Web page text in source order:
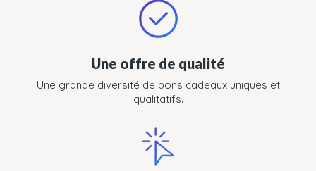
Une offre de qualité
Une grande diversité de bons cadeaux uniques et
qualitatifs.